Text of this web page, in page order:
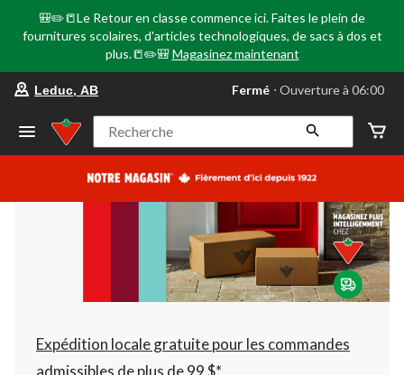
🎒✏️📒Le Retour en classe commence ici. Faites le plein de
fournitures scolaires, d'articles technologiques, de sacs à dos et
plus.📒✏️🎒 Magasinez maintenant
votre
préféré
Leduc,
AB,
courament
Ouverture
à
06:00
cliquer
pour
changer
Leduc, AB Fermé ⋅ Ouverture à 06:00
Recherche
Expédition locale gratuite pour les commandes
admissibles de plus de 99 $*